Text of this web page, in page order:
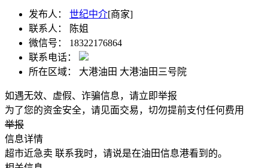
发布人： 世纪中介[商家]
联系人：
陈姐
微信号：
18322176864
联系电话：
所在区域：
大港油田 大港油田三号院
如遇无效、虚假、诈骗信息，请立即举报
为了您的资金安全，请见面交易，切勿提前支付任何费用
举报
信息详情
超市近急卖 联系我时，请说是在油田信息港看到的。